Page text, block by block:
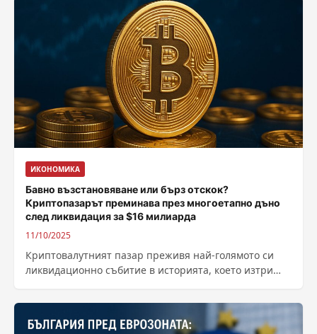
ИКОНОМИКА
Бавно възстановяване или бърз отскок?
Криптопазарът преминава през многоетапно дъно
след ликвидация за $16 милиарда
11/10/2025
Криптовалутният пазар преживя най-голямото си
ликвидационно събитие в историята, което изтри
инвеститорите пред въпроса:...